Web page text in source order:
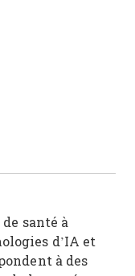
santé à
d’IA et
à des